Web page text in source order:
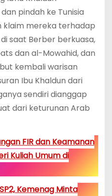
pindah ke Tunisia
klaim mereka terhadap
saat Berber berkuasa,
dan al-Mowahid, dan
kembali warisan
Ibu Khaldun dari
sendiri dianggap
dari keturunan Arab
FIR dan Keamanan
Kuliah Umum di
Kemenag Minta